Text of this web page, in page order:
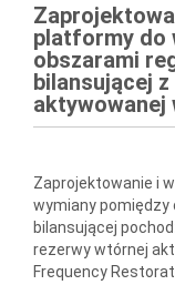
platformy do
obszarami
bilansującej
aktywowanej
Zaprojektowanie i
wymiany pomiędzy
bilansującej
rezerwy wtórnej
Frequency